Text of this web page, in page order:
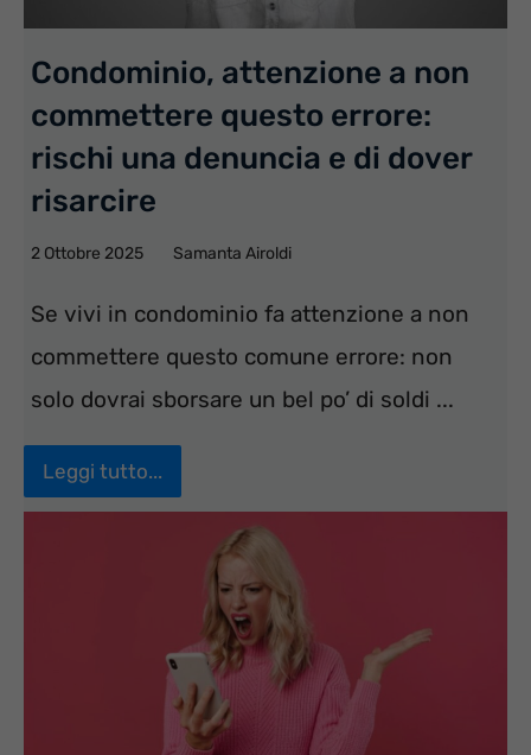
Condominio, attenzione a non
commettere questo errore:
rischi una denuncia e di dover
risarcire
2 Ottobre 2025 Samanta Airoldi
Se vivi in condominio fa attenzione a non
commettere questo comune errore: non
solo dovrai sborsare un bel po’ di soldi ...
Leggi tutto...